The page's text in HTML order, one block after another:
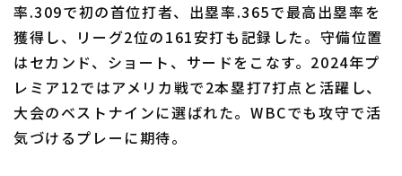
率.309で初の首位打者、出塁率.365で最高出塁率を
獲得し、リーグ2位の161安打も記録した。守備位置
はセカンド、ショート、サードをこなす。2024年プ
レミア12ではアメリカ戦で2本塁打7打点と活躍し、
大会のベストナインに選ばれた。WBCでも攻守で活
気づけるプレーに期待。